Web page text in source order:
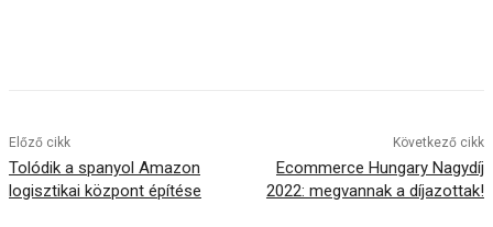
Előző cikk
Tolódik a spanyol Amazon
logisztikai központ építése
Következő cikk
Ecommerce Hungary Nagydíj
2022: megvannak a díjazottak!